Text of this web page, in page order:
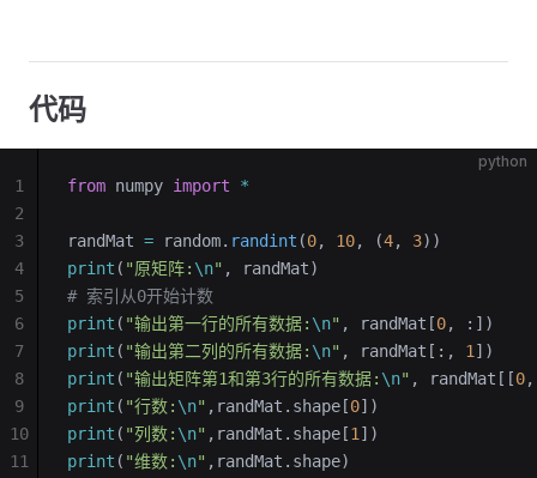
代码
python
from numpy import *
randMat = random. randint (0, 10, (4, 3))
print ( "原矩阵: \n" , randMat)
# 索引从0开始计数
print ( "输出第一行的所有数据: \n" , randMat[0, :])
print ( "输出第二列的所有数据: \n" , randMat[:, 1 ])
print ( "输出矩阵第1和第3行的所有数据: \n" , randMat[[0
print ( "行数: \n" ,randMat.shape[0])
print ( "列数: \n" ,randMat.shape[1 ])
print ( "维数: \n" ,randMat.shape)
1
2
3
4
5
6
7
8
9
10
11